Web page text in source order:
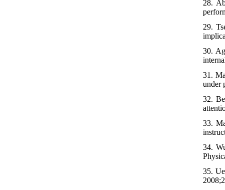
28.
29.
30.
31.
under
32.
33.
34.
35.